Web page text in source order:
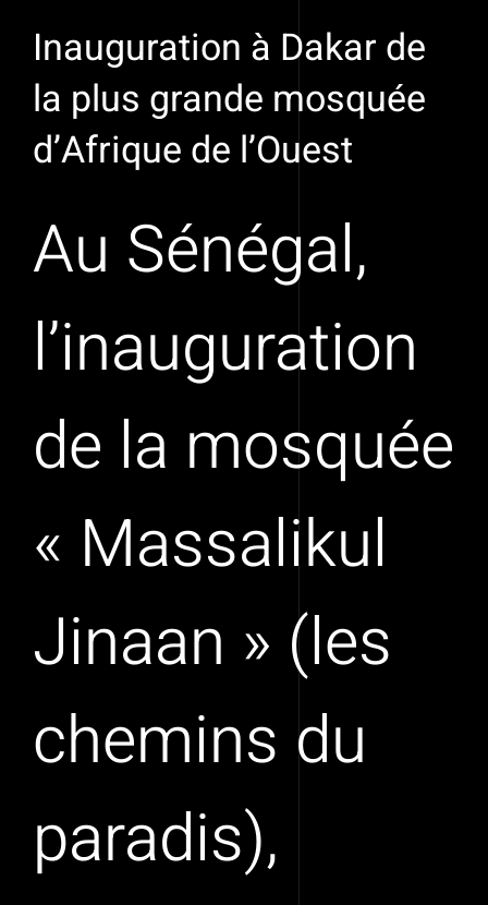
Inauguration à Dakar de
la plus grande mosquée
d’Afrique de l’Ouest
Au Sénégal,
l’inauguration
de la mosquée
« Massalikul
Jinaan » (les
chemins du
paradis),